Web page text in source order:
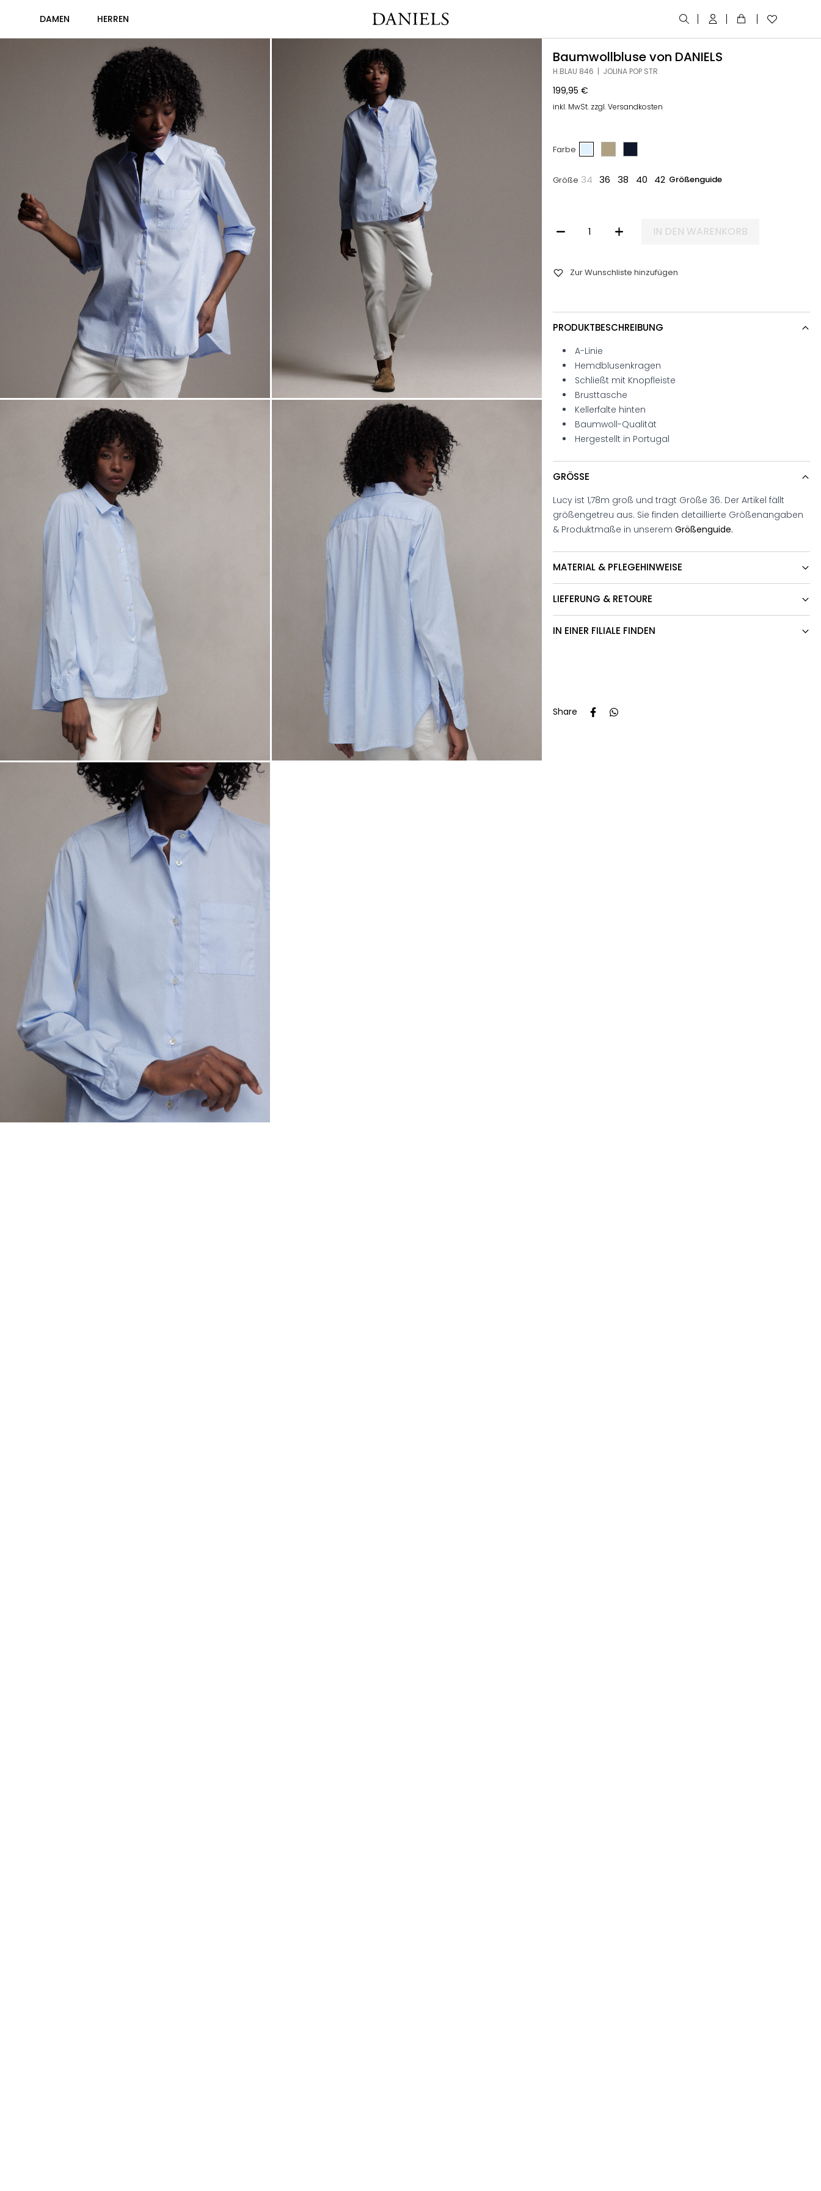
DAMEN HERREN
Baumwollbluse von DANIELS
H.BLAU 846 | JOLINA POP STR
199,95€
inkl. MwSt. zzgl. Versandkosten
Farbe
Größe 34 36 38 40 42 Größenguide
BAUMWOLLBLUSE VON DANIELS MENGEIN DEN WARENKORB
Zur Wunschliste hinzufügen
PRODUKTBESCHREIBUNG
A-Linie
Hemdblusenkragen
Schließt mit Knopfleiste
Brusttasche
Kellerfalte hinten
Baumwoll-Qualität
Hergestellt in Portugal
GRÖSSE
Lucy ist 1,78m groß und trägt Größe 36. Der Artikel fällt
größengetreu aus. Sie finden detaillierte Größenangaben
& Produktmaße in unseremGrößenguide.
MATERIAL & PFLEGEHINWEISE
LIEFERUNG & RETOURE
IN EINER FILIALE FINDEN
Share